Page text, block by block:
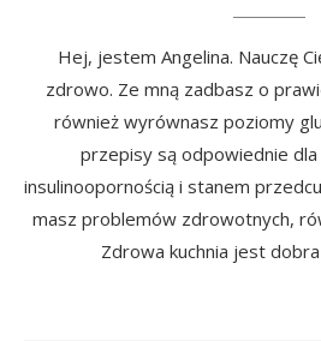
Hej, jestem Angelina. Nauczę
zdrowo. Ze mną zadbasz o
również wyrównasz poziomy
przepisy są odpowiednie
insulinoopornością i stanem
masz problemów zdrowotnych,
Zdrowa kuchnia jest